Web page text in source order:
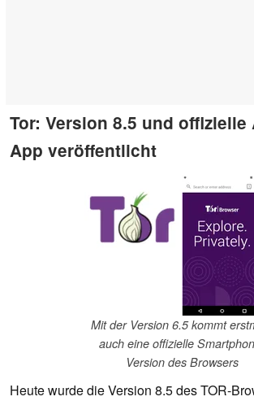
Tor: Version 8.5 und
App veröffentlicht
Mit der Version 6.5 kommt
auch eine offizielle
Version des Browsers
Heute wurde die Version 8.5 des TOR-